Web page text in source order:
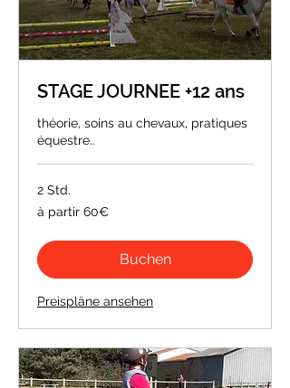
STAGE JOURNEE +12 ans
théorie, soins au chevaux, pratiques
équestre..
2 Std.
à
partir
à partir 60€
Buchen
Preispläne ansehen